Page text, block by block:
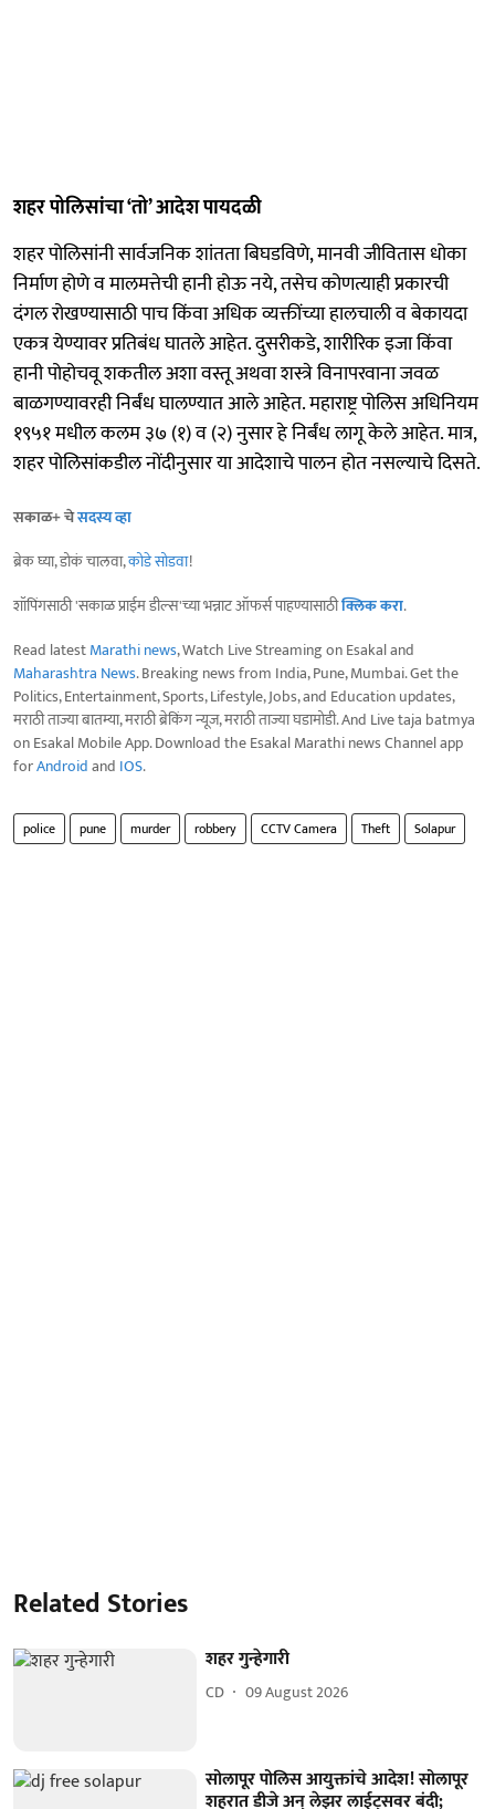
शहर पोलिसांचा ‘तो’ आदेश पायदळी
शहर पोलिसांनी सार्वजनिक शांतता बिघडविणे, मानवी जीवितास धोका
निर्माण होणे व मालमत्तेची हानी होऊ नये, तसेच कोणत्याही प्रकारची
दंगल रोखण्यासाठी पाच किंवा अधिक व्यक्तींच्या हालचाली व बेकायदा
एकत्र येण्यावर प्रतिबंध घातले आहेत. दुसरीकडे, शारीरिक इजा किंवा
हानी पोहोचवू शकतील अशा वस्तू अथवा शस्त्रे विनापरवाना जवळ
बाळगण्यावरही निर्बंध घालण्यात आले आहेत. महाराष्ट्र पोलिस अधिनियम
१९५१ मधील कलम ३७ (१) व (२) नुसार हे निर्बंध लागू केले आहेत. मात्र,
शहर पोलिसांकडील नोंदीनुसार या आदेशाचे पालन होत नसल्याचे दिसते.
सकाळ+ चेसदस्य व्हा
ब्रेक घ्या, डोकं चालवा,कोडे सोडवा!
शॉपिंगसाठी 'सकाळ प्राईम डील्स'च्या भन्नाट ऑफर्स पाहण्यासाठीक्लिक करा.
Read latestMarathi news, Watch Live Streaming on Esakal and
Maharashtra News. Breaking news from India, Pune, Mumbai. Get the
Politics, Entertainment, Sports, Lifestyle, Jobs, and Education updates,
मराठी ताज्या बातम्या, मराठी ब्रेकिंग न्यूज, मराठी ताज्या घडामोडी. And Live taja batmya
on Esakal Mobile App. Download the Esakal Marathi news Channel app
forAndroidand IOS.
police pune murder robbery CCTV Camera Theft Solapur
Related Stories
शहर गुन्हेगारी
CD 09 August 2026
सोलापूर पोलिस आयुक्तांचे आदेश! सोलापूर
शहरात डीजे अन्‌ लेझर लाईट्सवर बंदी;